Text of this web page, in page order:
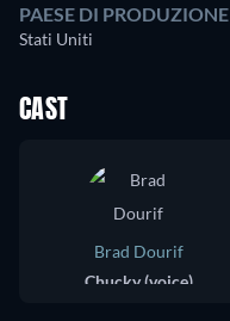
PAESE DI PRODUZIONE
Stati Uniti
CAST
Brad Dourif
Chucky (voice)